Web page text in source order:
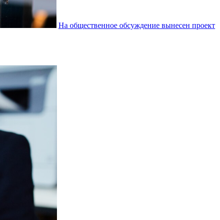
На общественное обсуждение вынесен проект